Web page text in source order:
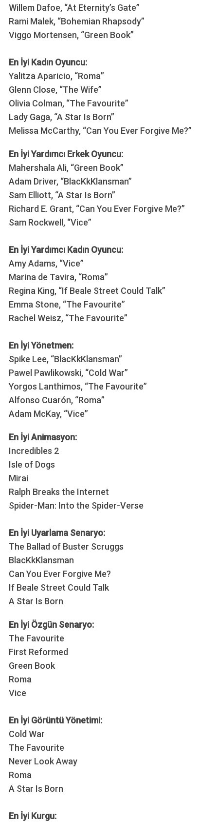
Willem Dafoe, “At Eternity’s Gate”
Rami Malek, “Bohemian Rhapsody”
Viggo Mortensen, “Green Book”
En İyi Kadın Oyuncu:
Yalitza Aparicio, “Roma”
Glenn Close, “The Wife”
Olivia Colman, “The Favourite”
Lady Gaga, “A Star Is Born”
Melissa McCarthy, “Can You Ever Forgive Me?”
En İyi Yardımcı Erkek Oyuncu:
Mahershala Ali, “Green Book”
Adam Driver, “BlacKkKlansman”
Sam Elliott, “A Star Is Born”
Richard E. Grant, “Can You Ever Forgive Me?”
Sam Rockwell, “Vice”
En İyi Yardımcı Kadın Oyuncu:
Amy Adams, “Vice”
Marina de Tavira, “Roma”
Regina King, “If Beale Street Could Talk”
Emma Stone, “The Favourite”
Rachel Weisz, “The Favourite”
En İyi Yönetmen:
Spike Lee, “BlacKkKlansman”
Pawel Pawlikowski, “Cold War”
Yorgos Lanthimos, “The Favourite”
Alfonso Cuarón, “Roma”
Adam McKay, “Vice”
En İyi Animasyon:
Incredibles 2
Isle of Dogs
Mirai
Ralph Breaks the Internet
Spider-Man: Into the Spider-Verse
En İyi Uyarlama Senaryo:
The Ballad of Buster Scruggs
BlacKkKlansman
Can You Ever Forgive Me?
If Beale Street Could Talk
A Star Is Born
En İyi Özgün Senaryo:
The Favourite
First Reformed
Green Book
Roma
Vice
En İyi Görüntü Yönetimi:
Cold War
The Favourite
Never Look Away
Roma
A Star Is Born
En İyi Kurgu: